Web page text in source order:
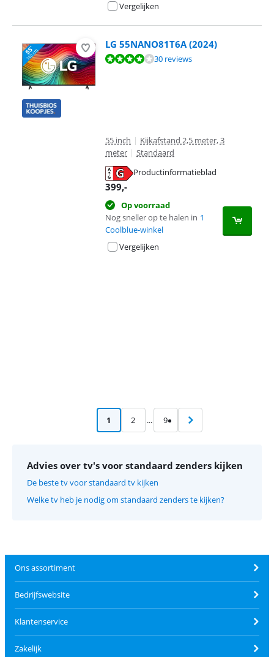
Vergelijken
LG 55NANO81T6A (2024)
Beoordeling is 7,9 van de 10, gebaseerd op 30 reviews.
30 reviews
55 inch | Kijkafstand 2,5 meter, 3
meter | Standaard
Productinformatieblad
399,-
Op voorraad
Nog sneller op te halen in 1
Coolblue-winkel
Vergelijken
1 2 ... 9
Advies over tv's voor standaard zenders kijken
De beste tv voor standaard tv kijken
Welke tv heb je nodig om standaard zenders te kijken?
Ons assortiment
Bedrijfswebsite
Klantenservice
Zakelijk